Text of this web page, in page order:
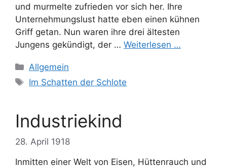
und murmelte zufrieden vor sich her. Ihre
Unternehmungslust hatte eben einen kühnen
Griff getan. Nun waren ihre drei ältesten
Jungens gekündigt, der … Weiterlesen …
Kategorien
Allgemein
Schlagwörter
Im Schatten der Schlote
Industriekind
28. April 1918
Inmitten einer Welt von Eisen, Hüttenrauch und